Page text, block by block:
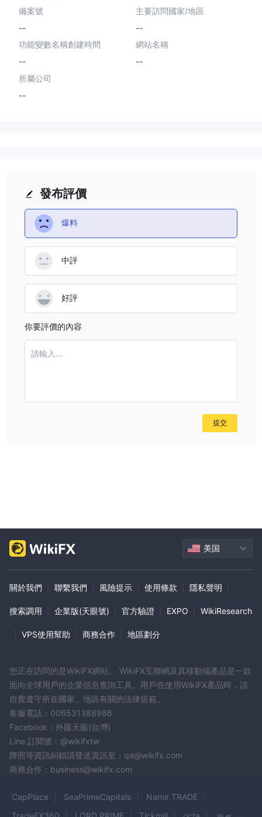
備案號
--
主要訪問國家/地區
--
功能變數名稱創建時間
--
網站名稱
--
所屬公司
--
發布評價
爆料
中評
好評
你要評價的內容
請輸入...
提交
美国
關於我們 聯繫我們 風險提示 使用條款 隱私聲明
搜索調用 企業版(天眼號) 官方驗證 EXPO WikiResearch
VPS使用幫助 商務合作 地區劃分
您正在訪問的是WikiFX網站。 WikiFX互聯網及其移動端產品是一款
面向全球用戶的企業信息查詢工具。用戶在使用WikiFX產品時，請
自覺遵守所在國家、地區有關的法律規範。
客服電話：006531388986
Facebook：外匯天眼(台灣)
Line 訂閱號：@wikifxtw
牌照等資訊糾錯請發送資訊至：qa@wikifx.com
商務合作：business@wikifx.com
CapPlace SeaPrimeCapitals
Namir TRADE